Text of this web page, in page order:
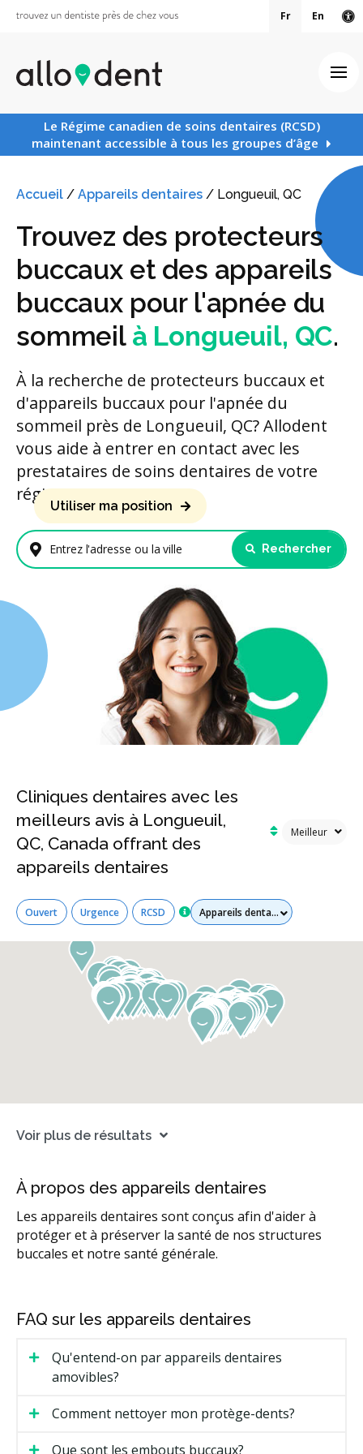
Fr En
Le Régime canadien de soins dentaires (RCSD)
maintenant accessible à tous les groupes d’âge
Accueil / Appareils dentaires / Longueuil, QC
Trouvez des protecteurs
buccaux et des appareils
buccaux pour l'apnée du
sommeil à Longueuil, QC.
À la recherche de protecteurs buccaux et
d'appareils buccaux pour l'apnée du
sommeil près de Longueuil, QC? Allodent
vous aide à entrer en contact avec les
prestataires de soins dentaires de votre
région.
Entrez l'adresse ou la ville
Utiliser ma position
Rechercher
Cliniques dentaires avec les
meilleurs avis à Longueuil,
QC, Canada offrant des
appareils dentaires
Ouvert Urgence RCSD Tous les services
Voir plus de résultats
À propos des appareils dentaires
Les appareils dentaires sont conçus afin d'aider à
protéger et à préserver la santé de nos structures
buccales et notre santé générale.
FAQ sur les appareils dentaires
Qu'entend-on par appareils dentaires
amovibles?
Comment nettoyer mon protège-dents?
Que sont les embouts buccaux?